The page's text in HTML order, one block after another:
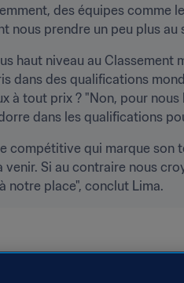
des équipes comme
nous prendre un peu plus au
haut niveau au Classement
dans des qualifications
à tout prix ? "Non, pour
dans les qualifications
compétitive qui marque
venir. Si au contraire nous
notre place", conclut Lima.